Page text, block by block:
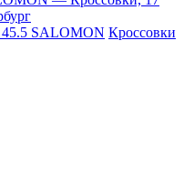
45.5 SALOMON Кроссовки